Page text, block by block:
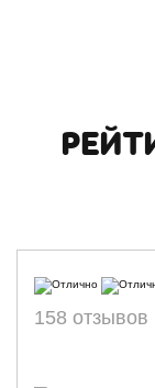
158 отзывов